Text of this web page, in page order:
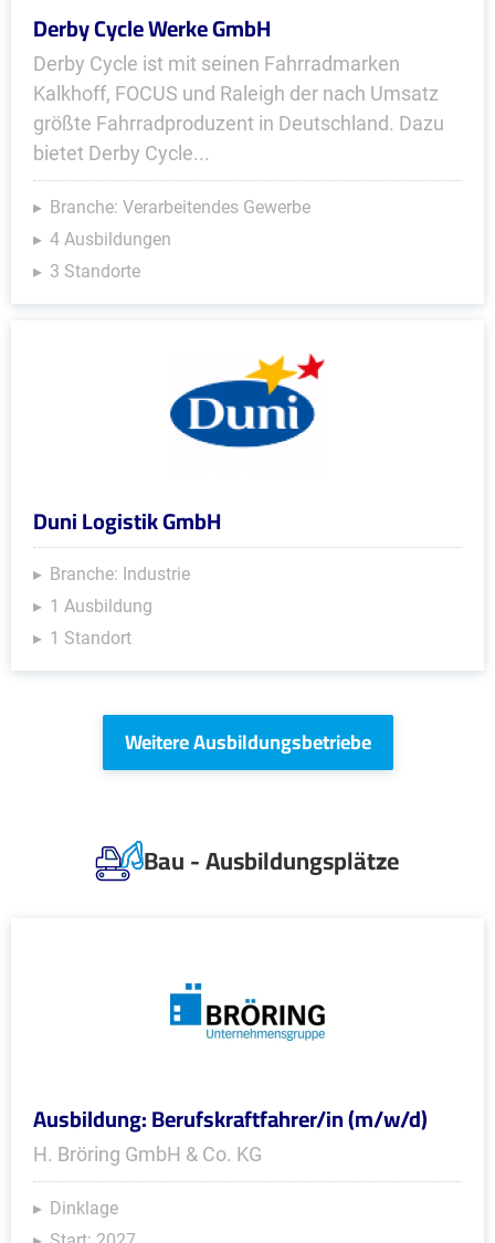
Derby Cycle Werke GmbH
Derby Cycle ist mit seinen Fahrradmarken
Kalkhoff, FOCUS und Raleigh der nach Umsatz
größte Fahrradproduzent in Deutschland. Dazu
bietet Derby Cycle...
Branche: Verarbeitendes Gewerbe
4 Ausbildungen
3 Standorte
Duni Logistik GmbH
Branche: Industrie
1 Ausbildung
1 Standort
Weitere Ausbildungsbetriebe
Bau - Ausbildungsplätze
Ausbildung: Berufskraftfahrer/in (m/w/d)
H. Bröring GmbH & Co. KG
Dinklage